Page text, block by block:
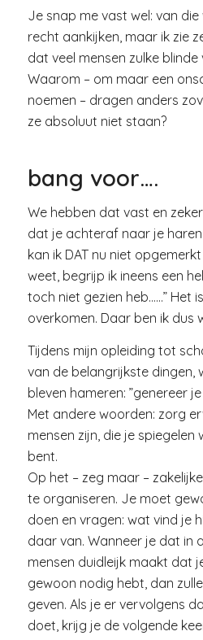
Je snap me vast wel: van
recht aankijken, maar ik zie
dat veel mensen zulke blinde
Waarom – om maar een
noemen – dragen anders
ze absoluut niet staan?
bang voor….
We hebben dat vast en
dat je achteraf naar je
kan ik DAT nu niet
weet, begrijp ik ineens een
toch niet gezien heb……” Het
overkomen. Daar ben ik dus
Tijdens mijn opleiding tot
van de belangrijkste dingen,
bleven hameren: ”genereer
Met andere woorden: zorg
mensen zijn, die je
bent.
Op het – zeg maar –
te organiseren. Je moet
doen en vragen: wat vind je
daar van. Wanneer je dat in
mensen duidleijk maakt dat
gewoon nodig hebt, dan
geven. Als je er vervolgens
doet, krijg je de volgende